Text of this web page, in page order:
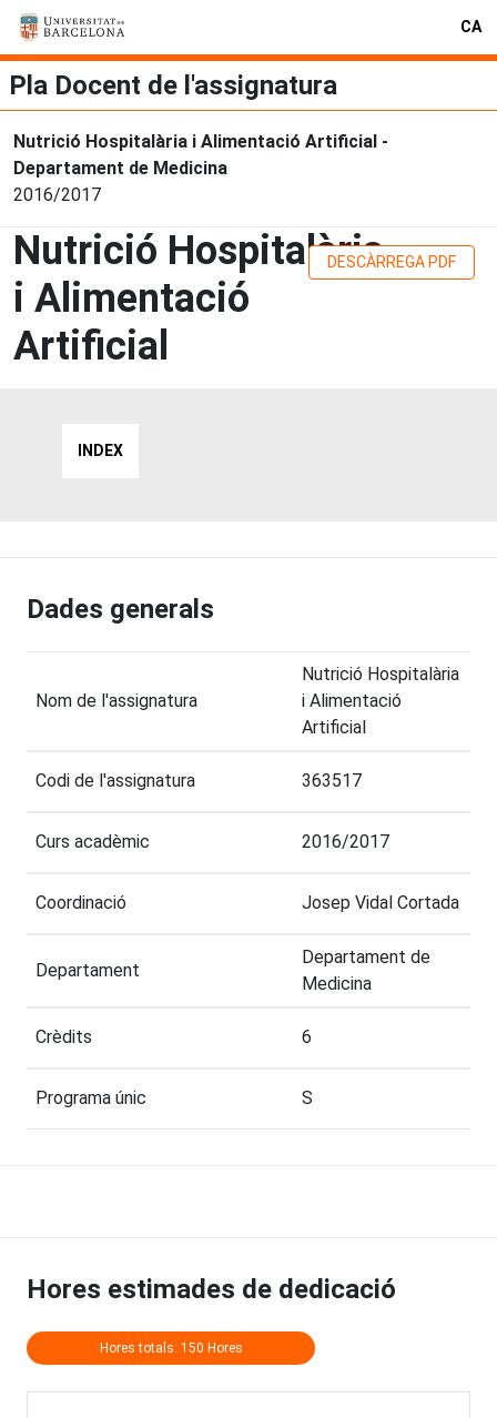
CA
Pla Docent de l'assignatura
Nutrició Hospitalària i Alimentació Artificial -
Departament de Medicina
2016/2017
Nutrició Hospitalària
i Alimentació
Artificial
DESCÀRREGA PDF
INDEX
Dades generals
Nom de l'assignatura
Nutrició Hospitalària
i Alimentació
Artificial
Codi de l'assignatura 363517
Curs acadèmic 2016/2017
Coordinació Josep Vidal Cortada
Departament
Departament de
Medicina
Crèdits 6
Programa únic S
Hores estimades de dedicació
Hores totals: 150 Hores